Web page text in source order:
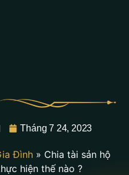
Tháng 7 24, 2023
Đình » Chia tài sản hộ
hiện thế nào ?